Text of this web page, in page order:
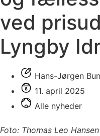
ved
Lyngby
Hans-Jørgen
11. april 2025
Alle nyheder
Foto: Thomas Leo